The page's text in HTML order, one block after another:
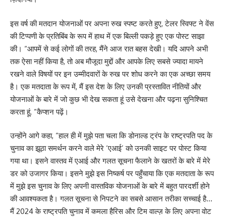
इस वर्ष की मतदान योजनाओं पर अपना रुख स्पष्ट करते हुए, टेलर स्विफ्ट ने वेंस
की टिप्पणी के प्रतिबिंब के रूप में हाथ में एक बिल्ली पकड़े हुए एक पोस्ट साझा
की। “आपमें से कई लोगों की तरह, मैंने आज रात बहस देखी। यदि आपने अभी
तक ऐसा नहीं किया है, तो अब मौजूदा मुद्दों और आपके लिए सबसे ज्यादा मायने
रखने वाले विषयों पर इन उम्मीदवारों के रुख पर शोध करने का एक अच्छा समय
है। एक मतदाता के रूप में, मैं इस देश के लिए उनकी प्रस्तावित नीतियों और
योजनाओं के बारे में जो कुछ भी देख सकता हूं उसे देखना और पढ़ना सुनिश्चित
करता हूं, ”कैप्शन पढ़ें।
उन्होंने आगे कहा, “हाल ही में मुझे पता चला कि डोनाल्ड ट्रंप के राष्ट्रपति पद के
चुनाव का झूठा समर्थन करने वाले मेरे ‘एआई’ को उनकी साइट पर पोस्ट किया
गया था। इसने वास्तव में एआई और गलत सूचना फैलाने के खतरों के बारे में मेरे
डर को उजागर किया। इसने मुझे इस निष्कर्ष पर पहुँचाया कि एक मतदाता के रूप
में मुझे इस चुनाव के लिए अपनी वास्तविक योजनाओं के बारे में बहुत पारदर्शी होने
की आवश्यकता है। गलत सूचना से निपटने का सबसे आसान तरीका सच्चाई है…
मैं 2024 के राष्ट्रपति चुनाव में कमला हैरिस और टिम वाल्ज़ के लिए अपना वोट